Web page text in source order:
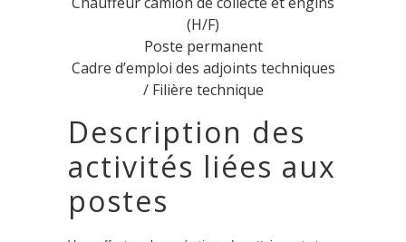
(H/F)
Poste permanent
Cadre d’emploi des adjoints techniques
/ Filière technique
Description des
activités liées aux
postes